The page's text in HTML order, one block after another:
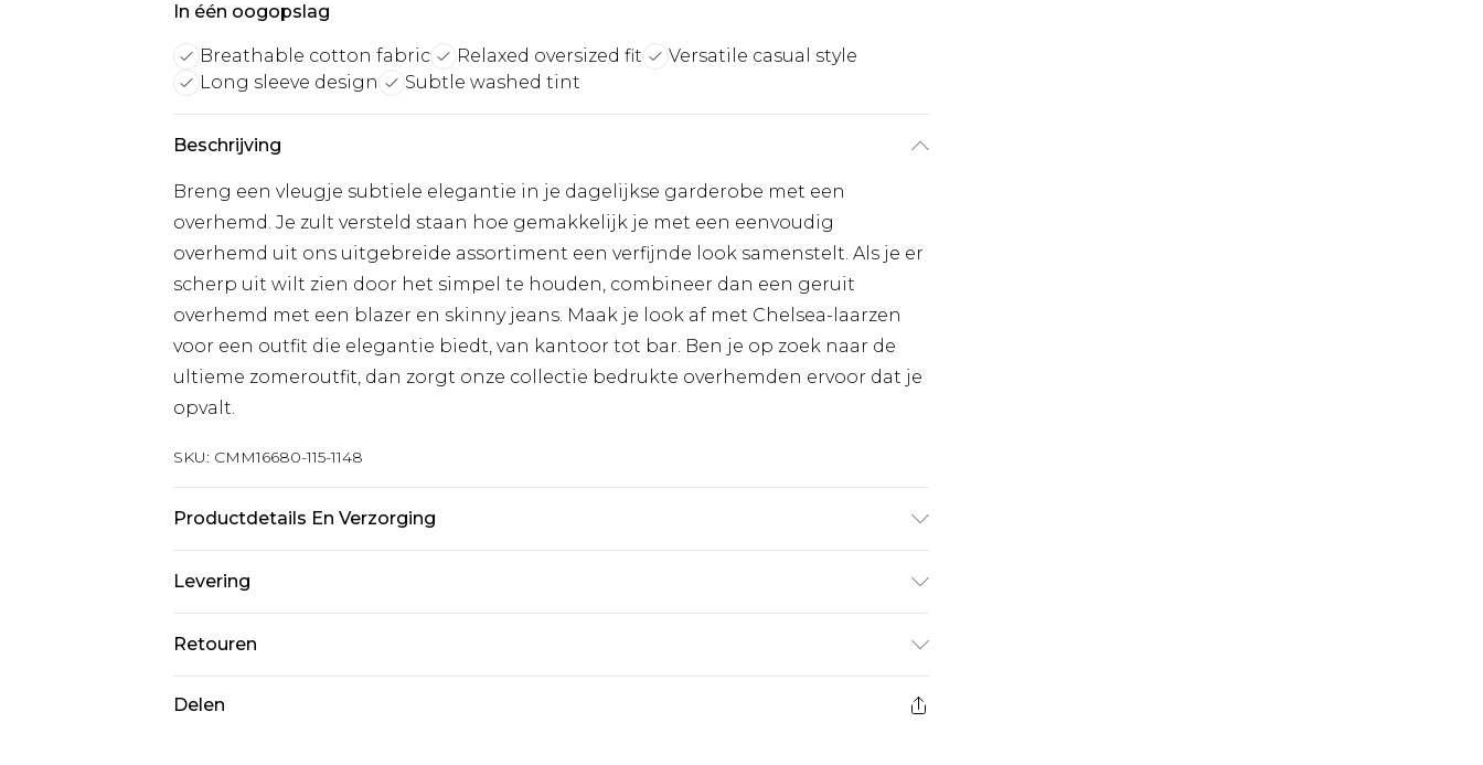
In één oogopslag
Breathable cotton fabric Relaxed oversized fit
Versatile casual style
Long sleeve design
Subtle washed tint
Beschrijving
Breng een vleugje subtiele elegantie in je dagelijkse garderobe met een
overhemd. Je zult versteld staan hoe gemakkelijk je met een eenvoudig
overhemd uit ons uitgebreide assortiment een verfijnde look samenstelt. Als je er
scherp uit wilt zien door het simpel te houden, combineer dan een geruit
overhemd met een blazer en skinny jeans. Maak je look af met Chelsea-laarzen
voor een outfit die elegantie biedt, van kantoor tot bar. Ben je op zoek naar de
ultieme zomeroutfit, dan zorgt onze collectie bedrukte overhemden ervoor dat je
opvalt.
SKU: CMM16680-115-1148
Productdetails En Verzorging
Levering
Standaardlevering Nederland
€7.99
Expressdienst Nederland
€17.99
Retouren
Delen